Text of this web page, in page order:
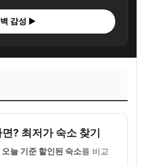
감성 ▶
? 최저가 숙소 찾기
오늘 기준 할인된 숙소를 비교